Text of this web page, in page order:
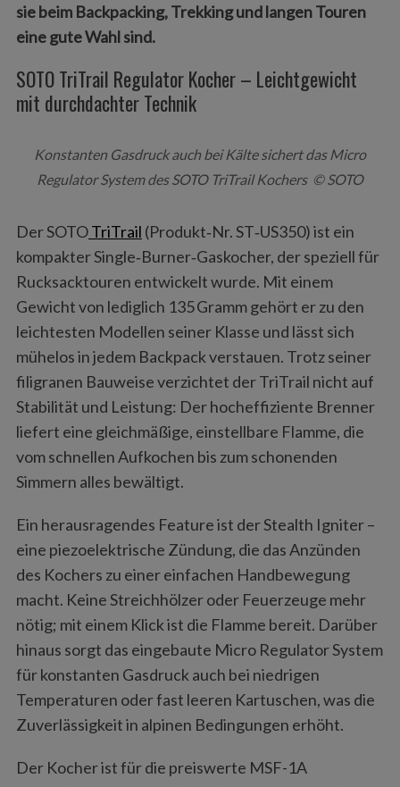
sie beim Backpacking, Trekking und langen Touren
eine gute Wahl sind.
SOTO TriTrail Regulator Kocher – Leichtgewicht
mit durchdachter Technik
Konstanten Gasdruck auch bei Kälte sichert das Micro
Regulator System des SOTO TriTrail Kochers © SOTO
Der SOTOTriTrail (Produkt‑Nr. ST‑US350) ist ein
kompakter Single‑Burner‑Gaskocher, der speziell für
Rucksacktouren entwickelt wurde. Mit einem
Gewicht von lediglich 135 Gramm gehört er zu den
leichtesten Modellen seiner Klasse und lässt sich
mühelos in jedem Backpack verstauen. Trotz seiner
filigranen Bauweise verzichtet der TriTrail nicht auf
Stabilität und Leistung: Der hocheffiziente Brenner
liefert eine gleichmäßige, einstellbare Flamme, die
vom schnellen Aufkochen bis zum schonenden
Simmern alles bewältigt.
Ein herausragendes Feature ist der Stealth Igniter –
eine piezoelektrische Zündung, die das Anzünden
des Kochers zu einer einfachen Handbewegung
macht. Keine Streichhölzer oder Feuerzeuge mehr
nötig; mit einem Klick ist die Flamme bereit. Darüber
hinaus sorgt das eingebaute Micro Regulator System
für konstanten Gasdruck auch bei niedrigen
Temperaturen oder fast leeren Kartuschen, was die
Zuverlässigkeit in alpinen Bedingungen erhöht.
Der Kocher ist für die preiswerte MSF-1A